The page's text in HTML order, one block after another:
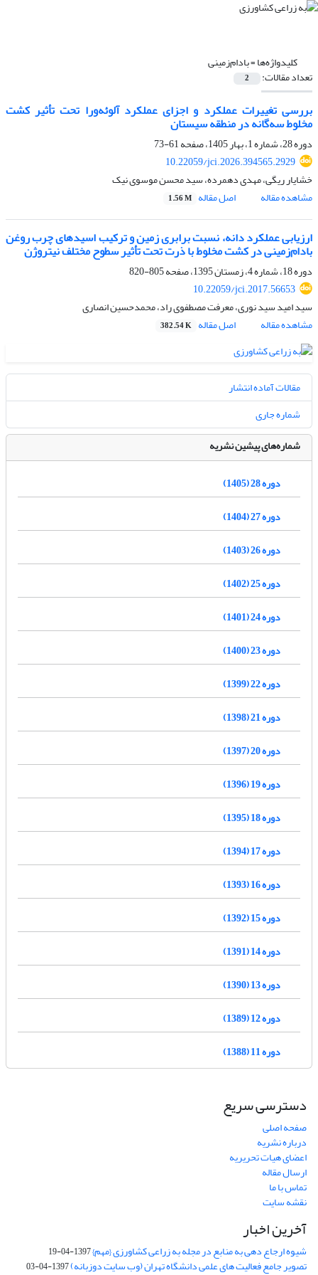
کلیدواژه‌ها =بادام‌زمینی
تعداد مقالات: 2
بررسی تغییرات عملکرد و اجزای عملکرد آلوئه‌ورا تحت تأثیر کشت
مخلوط سه‌گانه در منطقه سیستان
دوره 28، شماره 1، بهار 1405، صفحه
61-73
10.22059/jci.2026.394565.2929
خشایار ریگی، مهدی دهمرده، سید محسن موسوی نیک
مشاهده مقاله
اصل مقاله 1.56 M
ارزیابی عملکرد دانه، نسبت برابری زمین و ترکیب اسیدهای چرب روغن
بادام‌زمینی در کشت مخلوط با ذرت تحت تأثیر سطوح مختلف نیتروژن
دوره 18، شماره 4، زمستان 1395، صفحه
805-820
10.22059/jci.2017.56653
سید امید سید نوری، معرفت مصطفوی راد، محمدحسین انصاری
مشاهده مقاله
اصل مقاله 382.54 K
مقالات آماده انتشار
شماره جاری
شماره‌های پیشین نشریه
دوره 28 (1405)
دوره 27 (1404)
دوره 26 (1403)
دوره 25 (1402)
دوره 24 (1401)
دوره 23 (1400)
دوره 22 (1399)
دوره 21 (1398)
دوره 20 (1397)
دوره 19 (1396)
دوره 18 (1395)
دوره 17 (1394)
دوره 16 (1393)
دوره 15 (1392)
دوره 14 (1391)
دوره 13 (1390)
دوره 12 (1389)
دوره 11 (1388)
دسترسی سریع
صفحه اصلی
درباره نشریه
اعضای هیات تحریریه
ارسال مقاله
تماس با ما
نقشه سایت
آخرین اخبار
شیوه ارجاع دهی به منابع در مجله به زراعی کشاورزی {مهم}1397-04-19
تصویر جامع فعالیت های علمی دانشگاه تهران (وب سایت دوزبانه)1397-04-03